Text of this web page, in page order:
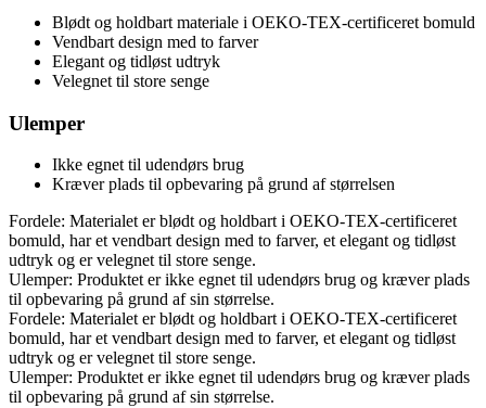
Blødt og holdbart materiale i OEKO-TEX-certificeret bomuld
Vendbart design med to farver
Elegant og tidløst udtryk
Velegnet til store senge
Ulemper
Ikke egnet til udendørs brug
Kræver plads til opbevaring på grund af størrelsen
Fordele: Materialet er blødt og holdbart i OEKO-TEX-certificeret
bomuld, har et vendbart design med to farver, et elegant og tidløst
udtryk og er velegnet til store senge.
Ulemper: Produktet er ikke egnet til udendørs brug og kræver plads
til opbevaring på grund af sin størrelse.
Fordele: Materialet er blødt og holdbart i OEKO-TEX-certificeret
bomuld, har et vendbart design med to farver, et elegant og tidløst
udtryk og er velegnet til store senge.
Ulemper: Produktet er ikke egnet til udendørs brug og kræver plads
til opbevaring på grund af sin størrelse.